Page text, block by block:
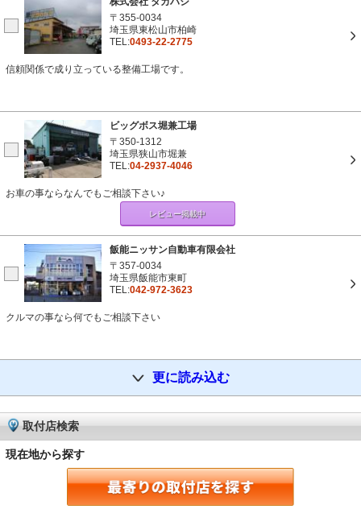
〒355-0034
埼玉県東松山市柏崎
TEL:0493-22-2775
信頼関係で成り立っている整備工場です。
ビッグボス堀兼工場
〒350-1312
埼玉県狭山市堀兼
TEL:04-2937-4046
お車の事ならなんでもご相談下さい♪
レビュー掲載中
飯能ニッサン自動車有限会社
〒357-0034
埼玉県飯能市東町
TEL:042-972-3623
クルマの事なら何でもご相談下さい
更に読み込む
取付店検索
現在地から探す